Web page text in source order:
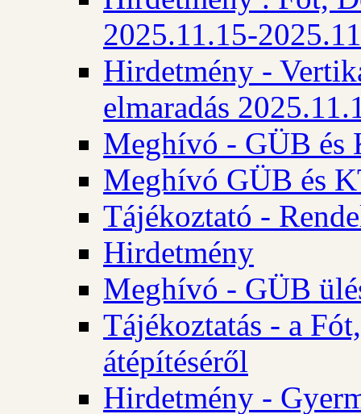
2025.11.15-
Hirdetmény -
elmaradás
Meghívó - GÜB és
Meghívó GÜB és
Tájékoztató -
Hirdetmény
Meghívó - GÜB
Tájékoztatás - a
átépítéséről
Hirdetmény -